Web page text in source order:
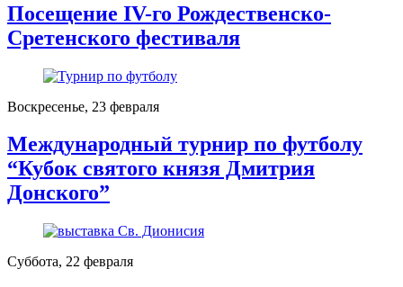
Посещение IV-го Рождественско-
Сретенского фестиваля
Воскресенье, 23 февраля
Международный турнир по футболу
“Кубок святого князя Дмитрия
Донского”
Суббота, 22 февраля